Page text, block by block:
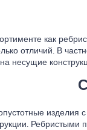
как
отличий. В
несущие
изделия
Ребристыми